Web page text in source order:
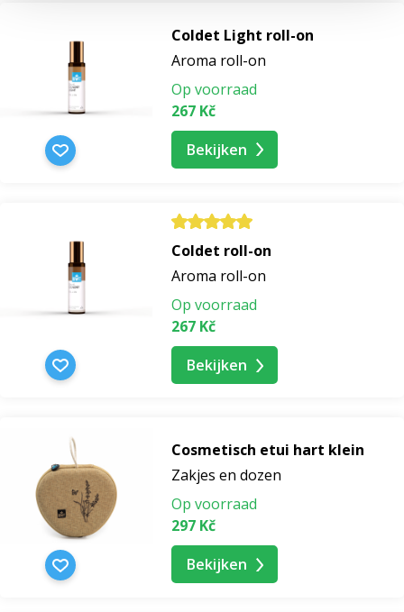
Coldet Light roll-on
Aroma roll-on
Op voorraad
267 Kč
Bekijken
Coldet roll-on
Aroma roll-on
Op voorraad
267 Kč
Bekijken
Cosmetisch etui hart klein
Zakjes en dozen
Op voorraad
297 Kč
Bekijken